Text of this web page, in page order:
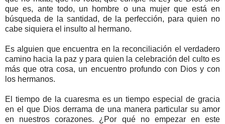
que es, ante todo, un hombre o una mujer que está en
búsqueda de la santidad, de la perfección, para quien no
cabe siquiera el insulto al hermano.
Es alguien que encuentra en la reconciliación el verdadero
camino hacia la paz y para quien la celebración del culto es
más que otra cosa, un encuentro profundo con Dios y con
los hermanos.
El tiempo de la cuaresma es un tiempo especial de gracia
en el que Dios derrama de una manera particular su amor
en nuestros corazones. ¿Por qué no empezar en este